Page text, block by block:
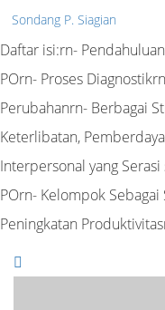
Sondang P. Siagian
Daftar isi:rn-
POrn- Proses
Perubahanrn- Berbagai
Keterlibatan,
Interpersonal yang
POrn- Kelompok
Peningkatan